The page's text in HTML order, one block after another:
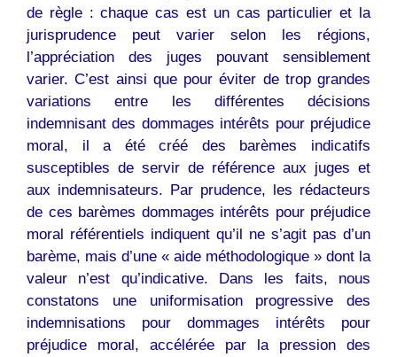
de règle : chaque cas est un cas particulier et la
jurisprudence peut varier selon les régions,
l’appréciation des juges pouvant sensiblement
varier. C’est ainsi que pour éviter de trop grandes
variations entre les différentes décisions
indemnisant des dommages intérêts pour préjudice
moral, il a été créé des barèmes indicatifs
susceptibles de servir de référence aux juges et
aux indemnisateurs. Par prudence, les rédacteurs
de ces barèmes dommages intérêts pour préjudice
moral référentiels indiquent qu’il ne s’agit pas d’un
barème, mais d’une « aide méthodologique » dont la
valeur n’est qu’indicative. Dans les faits, nous
constatons une uniformisation progressive des
indemnisations pour dommages intérêts pour
préjudice moral, accélérée par la pression des